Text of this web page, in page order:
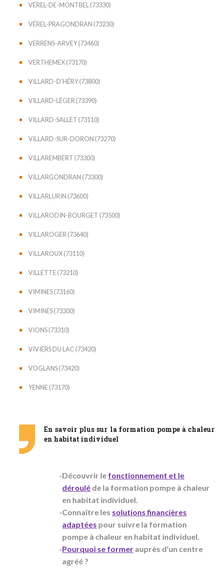
VÉREL-DE-MONTBEL (73330)
VÉREL-PRAGONDRAN (73230)
VERRENS-ARVEY (73460)
VERTHEMEX (73170)
VILLARD-D'HÉRY (73800)
VILLARD-LÉGER (73390)
VILLARD-SALLET (73110)
VILLARD-SUR-DORON (73270)
VILLAREMBERT (73300)
VILLARGONDRAN (73300)
VILLARLURIN (73600)
VILLARODIN-BOURGET (73500)
VILLAROGER (73640)
VILLAROUX (73110)
VILLETTE (73210)
VIMINES (73160)
VIMINES (73300)
VIONS (73310)
VIVIERS DU LAC (73420)
VOGLANS (73420)
YENNE (73170)
En savoir plus sur la formation pompe à chaleur
en habitat individuel
Découvrir le fonctionnement et le
déroulé de la formation pompe à chaleur
en habitat individuel.
Connaître les solutions financières
adaptées pour suivre la formation
pompe à chaleur en habitat individuel.
Pourquoi se former auprès d'un centre
agréé ?